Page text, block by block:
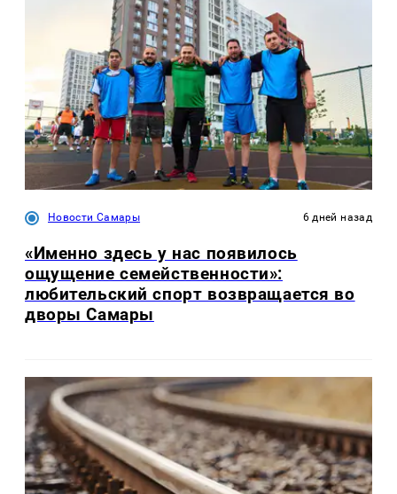
Новости Самары 6 дней назад
«Именно здесь у нас появилось
ощущение семейственности»:
любительский спорт возвращается во
дворы Самары